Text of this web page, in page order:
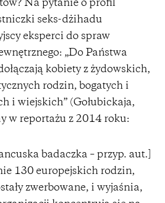
Na pytanie o profil
seks-dżihadu
eksperci do spraw
„Do Państwa
kobiety z żydowskich,
rodzin, bogatych i
i wiejskich” (Gołubickaja,
w reportażu z 2014 roku:
badaczka – przyp. aut.]
130 europejskich rodzin,
zwerbowane, i wyjaśnia,